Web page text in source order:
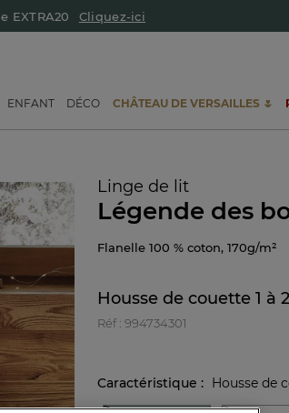
EXTRA20 Cliquez-ici
ENFANT DÉCO CHÂTEAU DE VERSAILLES 🌷
Linge de lit
Légende des
Flanelle 100 % coton, 170g/m²
Housse de couette 1 à
Réf : 994734301
Caractéristique : Housse de